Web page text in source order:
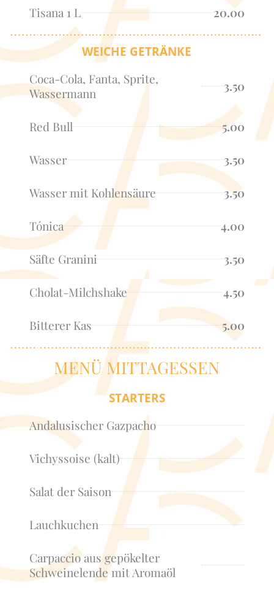
Tisana 1 L 20.00
WEICHE GETRÄNKE
Coca-Cola, Fanta, Sprite,
Wassermann
3.50
Red Bull 5.00
Wasser 3.50
Wasser mit Kohlensäure 3.50
Tónica 4.00
Säfte Granini 3.50
Cholat-Milchshake 4.50
Bitterer Kas 5.00
MENÜ MITTAGESSEN
STARTERS
Andalusischer Gazpacho
Vichyssoise (kalt)
Salat der Saison
Lauchkuchen
Carpaccio aus gepökelter
Schweinelende mit Aromaöl